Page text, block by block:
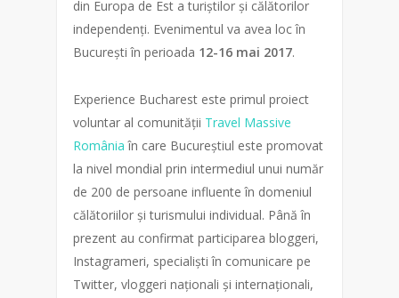
din Europa de Est a turiștilor și călătorilor
independenți. Evenimentul va avea loc în
București în perioada 12-16 mai 2017.
Experience Bucharest este primul proiect
voluntar al comunității Travel Massive
România în care Bucureștiul este promovat
la nivel mondial prin intermediul unui număr
de 200 de persoane influente în domeniul
călătoriilor și turismului individual. Până în
prezent au confirmat participarea bloggeri,
Instagrameri, specialiști în comunicare pe
Twitter, vloggeri naționali și internaționali,